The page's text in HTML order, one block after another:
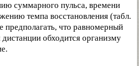
суммарного пульса, времени
темпа восстановления (табл.
предполагать, что равномерный
обходится организму